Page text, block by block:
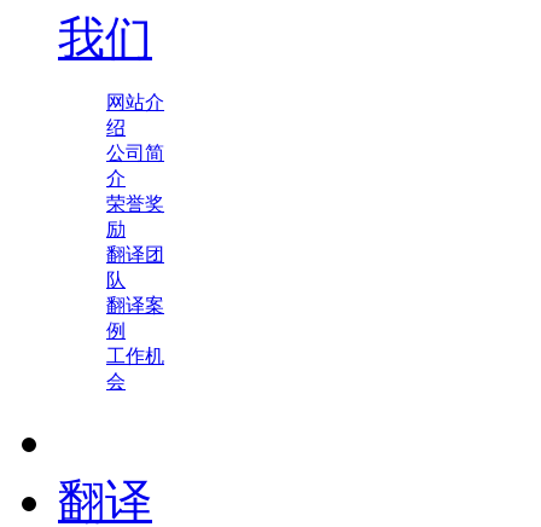
我们
网站介
绍
公司简
介
荣誉奖
励
翻译团
队
翻译案
例
工作机
会
翻译